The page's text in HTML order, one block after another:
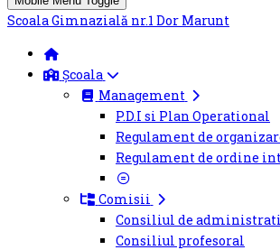
Scoala Gimnazială nr.1 Dor Marunt
Școala
Management
P.D.I si Plan Operational
Regulament de
Regulament de ordine
Comisii
Consiliul de
Consiliul profesoral